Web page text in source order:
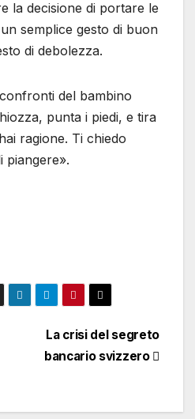
la decisione di portare le
semplice gesto di buon
di debolezza.
del bambino
punta i piedi, e tira
ragione. Ti chiedo
piangere».
La crisi del segreto
bancario svizzero